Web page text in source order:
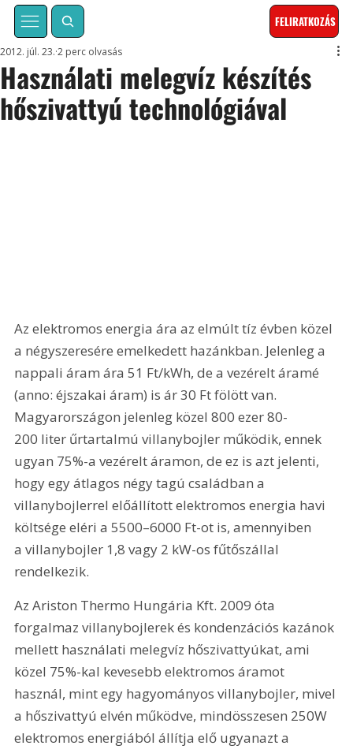
FELIRATKOZÁS
Használati melegvíz készítés
hőszivattyú technológiával
2012. júl. 23. 2 perc olvasás
Az elektromos energia ára az elmúlt tíz évben közel
a négyszeresére emelkedett hazánkban. Jelenleg a
nappali áram ára 51 Ft/kWh, de a vezérelt áramé
(anno: éjszakai áram) is ár 30 Ft fölött van.
Magyarországon jelenleg közel 800 ezer 80-
200 liter űrtartalmú villanybojler működik, ennek
ugyan 75%-a vezérelt áramon, de ez is azt jelenti,
hogy egy átlagos négy tagú családban a
villanybojlerrel előállított elektromos energia havi
költsége eléri a 5500–6000 Ft-ot is, amennyiben
a villanybojler 1,8 vagy 2 kW-os fűtőszállal
rendelkezik.
Az Ariston Thermo Hungária Kft. 2009 óta
forgalmaz villanybojlerek és kondenzációs kazánok
mellett használati melegvíz hőszivattyúkat, ami
közel 75%-kal kevesebb elektromos áramot
használ, mint egy hagyományos villanybojler, mivel
a hőszivattyú elvén működve, mindösszesen 250W
elektromos energiából állítja elő ugyanazt a